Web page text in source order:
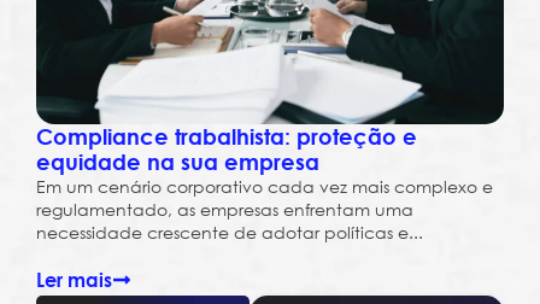
Compliance trabalhista: proteção e
equidade na sua empresa
Em um cenário corporativo cada vez mais complexo e
regulamentado, as empresas enfrentam uma
necessidade crescente de adotar políticas e...
Ler mais